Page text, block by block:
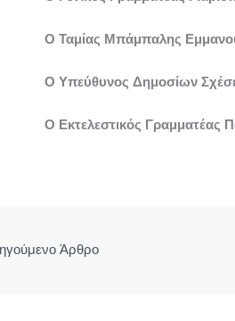
Ο Ταμίας Μπάμπαλης
Ο Υπεύθυνος Δημοσίων
Ο Εκτελεστικός Γραμματέας
Άρθρο